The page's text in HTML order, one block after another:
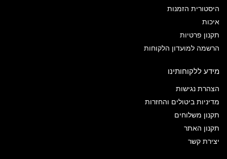
היסטורית הזמנות
איכות
תקנון פרטיות
הרשמה למועדון הלקוחות
מידע ללקוחותינו
הצהרת נגישות
מדיניות ביטולים והחזרות
תקנון משלוחים
תקנון האתר
יצירת קשר